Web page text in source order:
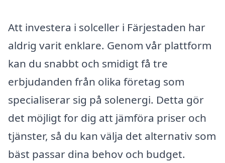
Att investera i solceller i Färjestaden har
aldrig varit enklare. Genom vår plattform
kan du snabbt och smidigt få tre
erbjudanden från olika företag som
specialiserar sig på solenergi. Detta gör
det möjligt for dig att jämföra priser och
tjänster, så du kan välja det alternativ som
bäst passar dina behov och budget.